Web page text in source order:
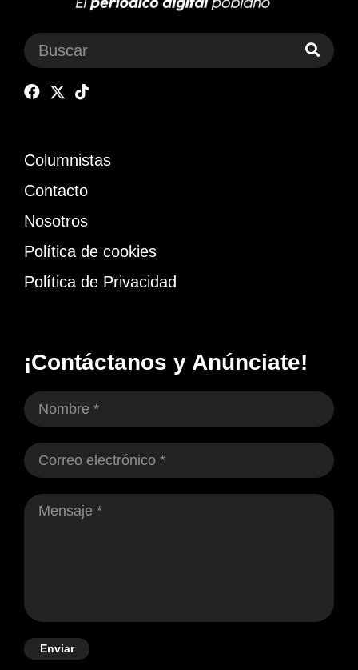
Columnistas
Contacto
Nosotros
Política de cookies
Política de Privacidad
¡Contáctanos y Anúnciate!
Enviar